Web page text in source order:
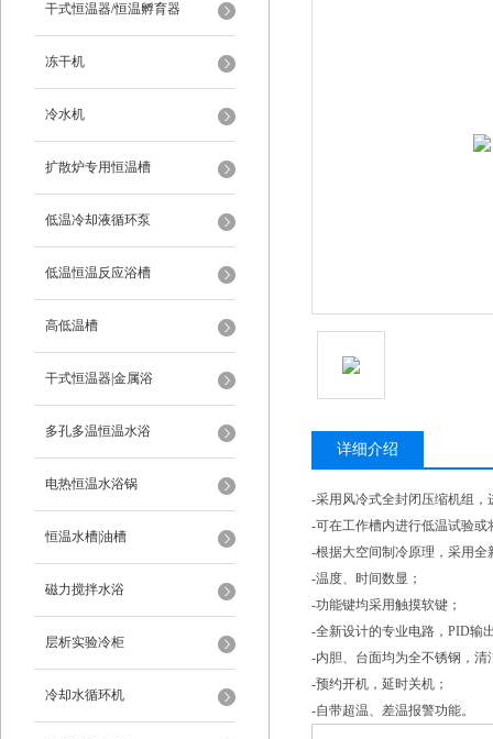
干式恒温器/恒温孵育器
冻干机
冷水机
扩散炉专用恒温槽
低温冷却液循环泵
低温恒温反应浴槽
高低温槽
干式恒温器|金属浴
多孔多温恒温水浴
电热恒温水浴锅
恒温水槽|油槽
磁力搅拌水浴
层析实验冷柜
冷却水循环机
详细介绍
-采用风冷式全封闭压缩机组
-可在工作槽内进行低温试验
-根据大空间制冷原理，采用
-温度、时间数显；
-功能键均采用触摸软键；
-全新设计的专业电路，PID输
-内胆、台面均为全不锈钢，清
-预约开机，延时关机；
-自带超温、差温报警功能。